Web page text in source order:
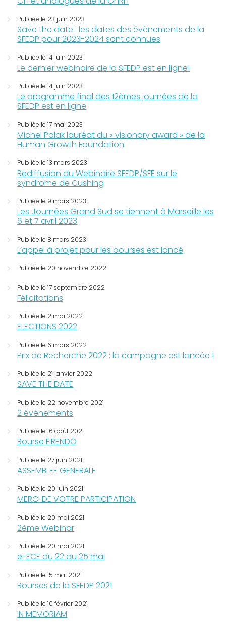
Publiée le 23 juin 2023
Save the date : les dates des évènements de la
SFEDP pour 2023-2024 sont connues
Publiée le 14 juin 2023
Le dernier webinaire de la SFEDP est en ligne!
Publiée le 14 juin 2023
Le programme final des 12èmes journées de la
SFEDP est en ligne
Publiée le 17 mai 2023
Michel Polak lauréat du « visionary award » de la
Human Growth Foundation
Publiée le 13 mars 2023
Rediffusion du Webinaire SFEDP/SFE sur le
syndrome de Cushing
Publiée le 9 mars 2023
Les Journées Grand Sud se tiennent à Marseille les
6 et 7 avril 2023
Publiée le 8 mars 2023
L’appel à projet pour les bourses est lancé
Publiée le 20 novembre 2022
Publiée le 17 septembre 2022
Félicitations
Publiée le 2 mai 2022
ELECTIONS 2022
Publiée le 6 mars 2022
Prix de Recherche 2022 : la campagne est lancée !
Publiée le 21 janvier 2022
SAVE THE DATE
Publiée le 22 novembre 2021
2 évènements
Publiée le 16 août 2021
Bourse FIRENDO
Publiée le 27 juin 2021
ASSEMBLEE GENERALE
Publiée le 20 juin 2021
MERCI DE VOTRE PARTICIPATION
Publiée le 20 mai 2021
2ème Webinar
Publiée le 20 mai 2021
e-ECE du 22 au 25 mai
Publiée le 15 mai 2021
Bourses de la SFEDP 2021
Publiée le 10 février 2021
IN MEMORIAM